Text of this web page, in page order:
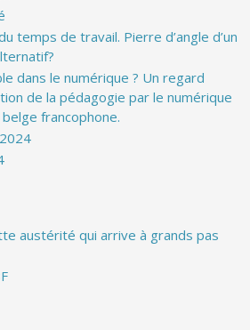
temps de travail. Pierre d’angle d’un
dans le numérique ? Un regard
de la pédagogie par le numérique
francophone.
austérité qui arrive à grands pas